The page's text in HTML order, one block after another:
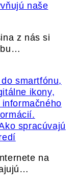
naše
z nás si
spracúvajú
na